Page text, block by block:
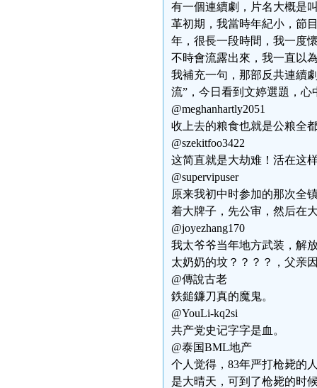
有一個連續劇，片名大概是
革初期，我當時年紀小，節
年，很長一段時間，我一度
不時會流露出來，我一直以
我補充一句，那部反共連續
流”，今日看到文婷選題，
@meghanhartly2051
收上去的粮食也就是公粮全
@szekitfoo3422
这简直就是大劫难！活在这
@supervipuser
原来我初中时参加的那次全
着大牌子，先公审，然后在
@joyezhang170
我太爷爷当年地方武装，解
太奶奶的坟？？？？，父亲
@傳說古老
鉄鎚鐮刀真的魔鬼。
@YouLi-kq2si
共产党史记字字是血。
@泰国BML地产
个人觉得，83年严打枪毙的
是大晴天，可到了枪毙的时